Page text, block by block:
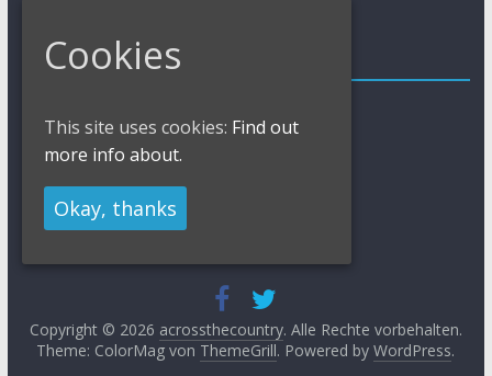
Impressum
Datenschutzerklärung
Cookies Policy
Copyright © 2026 acrossthecountry. Alle Rechte vorbehalten.
Theme: ColorMag von ThemeGrill. Powered byWordPress.
Cookies
This site uses cookies: Find out
more info about.
Okay, thanks